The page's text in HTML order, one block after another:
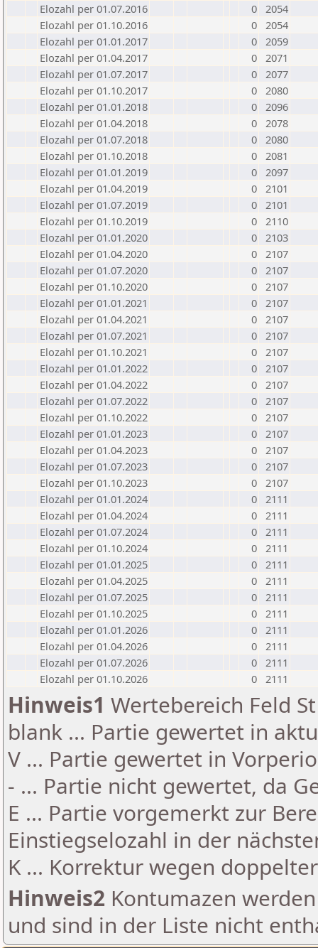
Elozahl per 01.07.2016
0 2054
Elozahl per 01.10.2016
0 2054
Elozahl per 01.01.2017
0 2059
Elozahl per 01.04.2017
0 2071
Elozahl per 01.07.2017
0 2077
Elozahl per 01.10.2017
0 2080
Elozahl per 01.01.2018
0 2096
Elozahl per 01.04.2018
0 2078
Elozahl per 01.07.2018
0 2080
Elozahl per 01.10.2018
0 2081
Elozahl per 01.01.2019
0 2097
Elozahl per 01.04.2019
0 2101
Elozahl per 01.07.2019
0 2101
Elozahl per 01.10.2019
0 2110
Elozahl per 01.01.2020
0 2103
Elozahl per 01.04.2020
0 2107
Elozahl per 01.07.2020
0 2107
Elozahl per 01.10.2020
0 2107
Elozahl per 01.01.2021
0 2107
Elozahl per 01.04.2021
0 2107
Elozahl per 01.07.2021
0 2107
Elozahl per 01.10.2021
0 2107
Elozahl per 01.01.2022
0 2107
Elozahl per 01.04.2022
0 2107
Elozahl per 01.07.2022
0 2107
Elozahl per 01.10.2022
0 2107
Elozahl per 01.01.2023
0 2107
Elozahl per 01.04.2023
0 2107
Elozahl per 01.07.2023
0 2107
Elozahl per 01.10.2023
0 2107
Elozahl per 01.01.2024
0 2111
Elozahl per 01.04.2024
0 2111
Elozahl per 01.07.2024
0 2111
Elozahl per 01.10.2024
0 2111
Elozahl per 01.01.2025
0 2111
Elozahl per 01.04.2025
0 2111
Elozahl per 01.07.2025
0 2111
Elozahl per 01.10.2025
0 2111
Elozahl per 01.01.2026
0 2111
Elozahl per 01.04.2026
0 2111
Elozahl per 01.07.2026
0 2111
Elozahl per 01.10.2026
0 2111
Hinweis1 Wertebereich Feld
blank ... Partie gewertet in
V ... Partie gewertet in
- ... Partie nicht gewertet, da
E ... Partie vorgemerkt zur
Einstiegselozahl in der
K ... Korrektur wegen
Hinweis2 Kontumazen
und sind in der Liste nicht